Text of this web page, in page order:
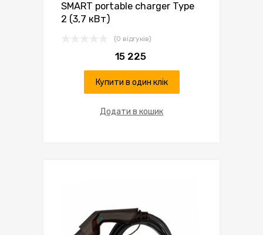
SMART portable charger Type
2 (3,7 кВт)
(0 відгуків)
15 225
Купити в один клік
Додати в кошик